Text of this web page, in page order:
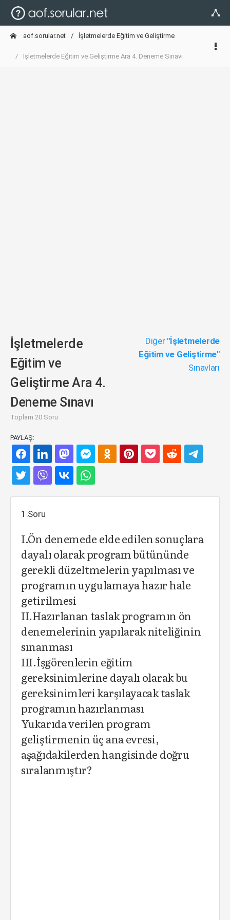
aof.sorular.net İşletmelerde Eğitim ve Geliştirme
İşletmelerde Eğitim ve Geliştirme Ara 4. Deneme Sınavı
İşletmelerde
Eğitim ve
Geliştirme Ara 4.
Deneme Sınavı
Toplam 20 Soru
Diğer "İşletmelerde
Eğitim ve Geliştirme"
Sınavları
PAYLAŞ:
1.Soru
I.Ön denemede elde edilen sonuçlara
dayalı olarak program bütününde
gerekli düzeltmelerin yapılması ve
programın uygulamaya hazır hale
getirilmesi
II.Hazırlanan taslak programın ön
denemelerinin yapılarak niteliğinin
sınanması
III.İşgörenlerin eğitim
gereksinimlerine dayalı olarak bu
gereksinimleri karşılayacak taslak
programın hazırlanması
Yukarıda verilen program
geliştirmenin üç ana evresi,
aşağıdakilerden hangisinde doğru
sıralanmıştır?